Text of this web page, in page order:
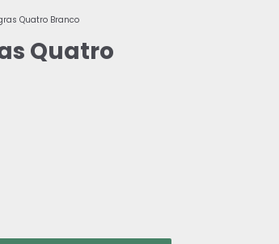
Quatro Branco
Quatro